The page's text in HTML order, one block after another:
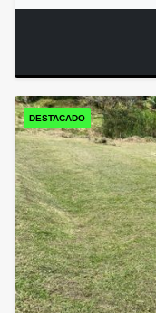
DESTACADO